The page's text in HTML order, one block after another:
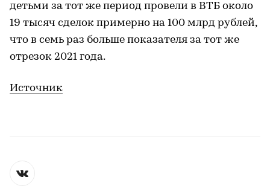
детьми за тот же период провели в ВТБ около
19 тысяч сделок примерно на 100 млрд рублей,
что в семь раз больше показателя за тот же
отрезок 2021 года.
Источник